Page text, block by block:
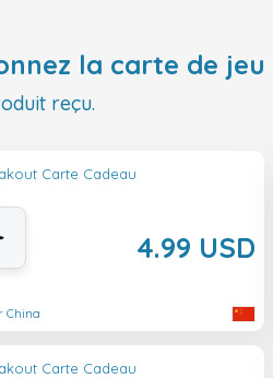
la carte de jeu
reçu.
Carte Cadeau
4.99 USD
China
Carte Cadeau